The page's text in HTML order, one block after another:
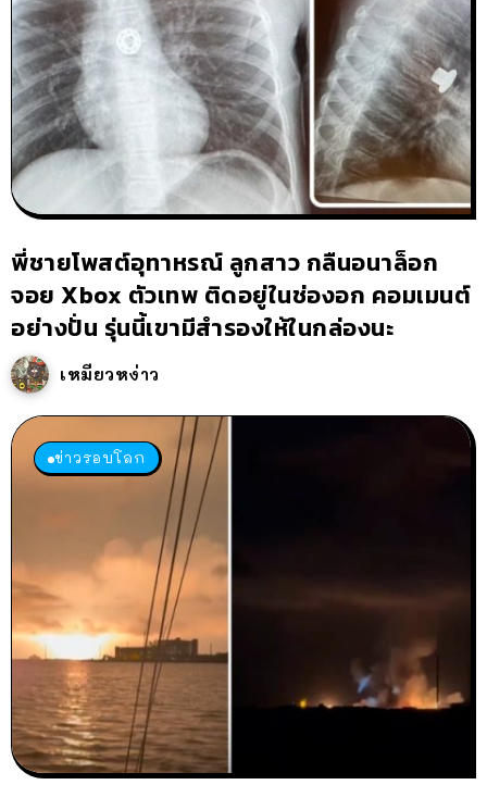
พี่ชายโพสต์อุทาหรณ์ ลูกสาว กลืนอนาล็อก
จอย Xbox ตัวเทพ ติดอยู่ในช่องอก คอมเมนต์
อย่างปั่น รุ่นนี้เขามีสำรองให้ในกล่องนะ
เหมียวหง่าว
ข่าวรอบโลก